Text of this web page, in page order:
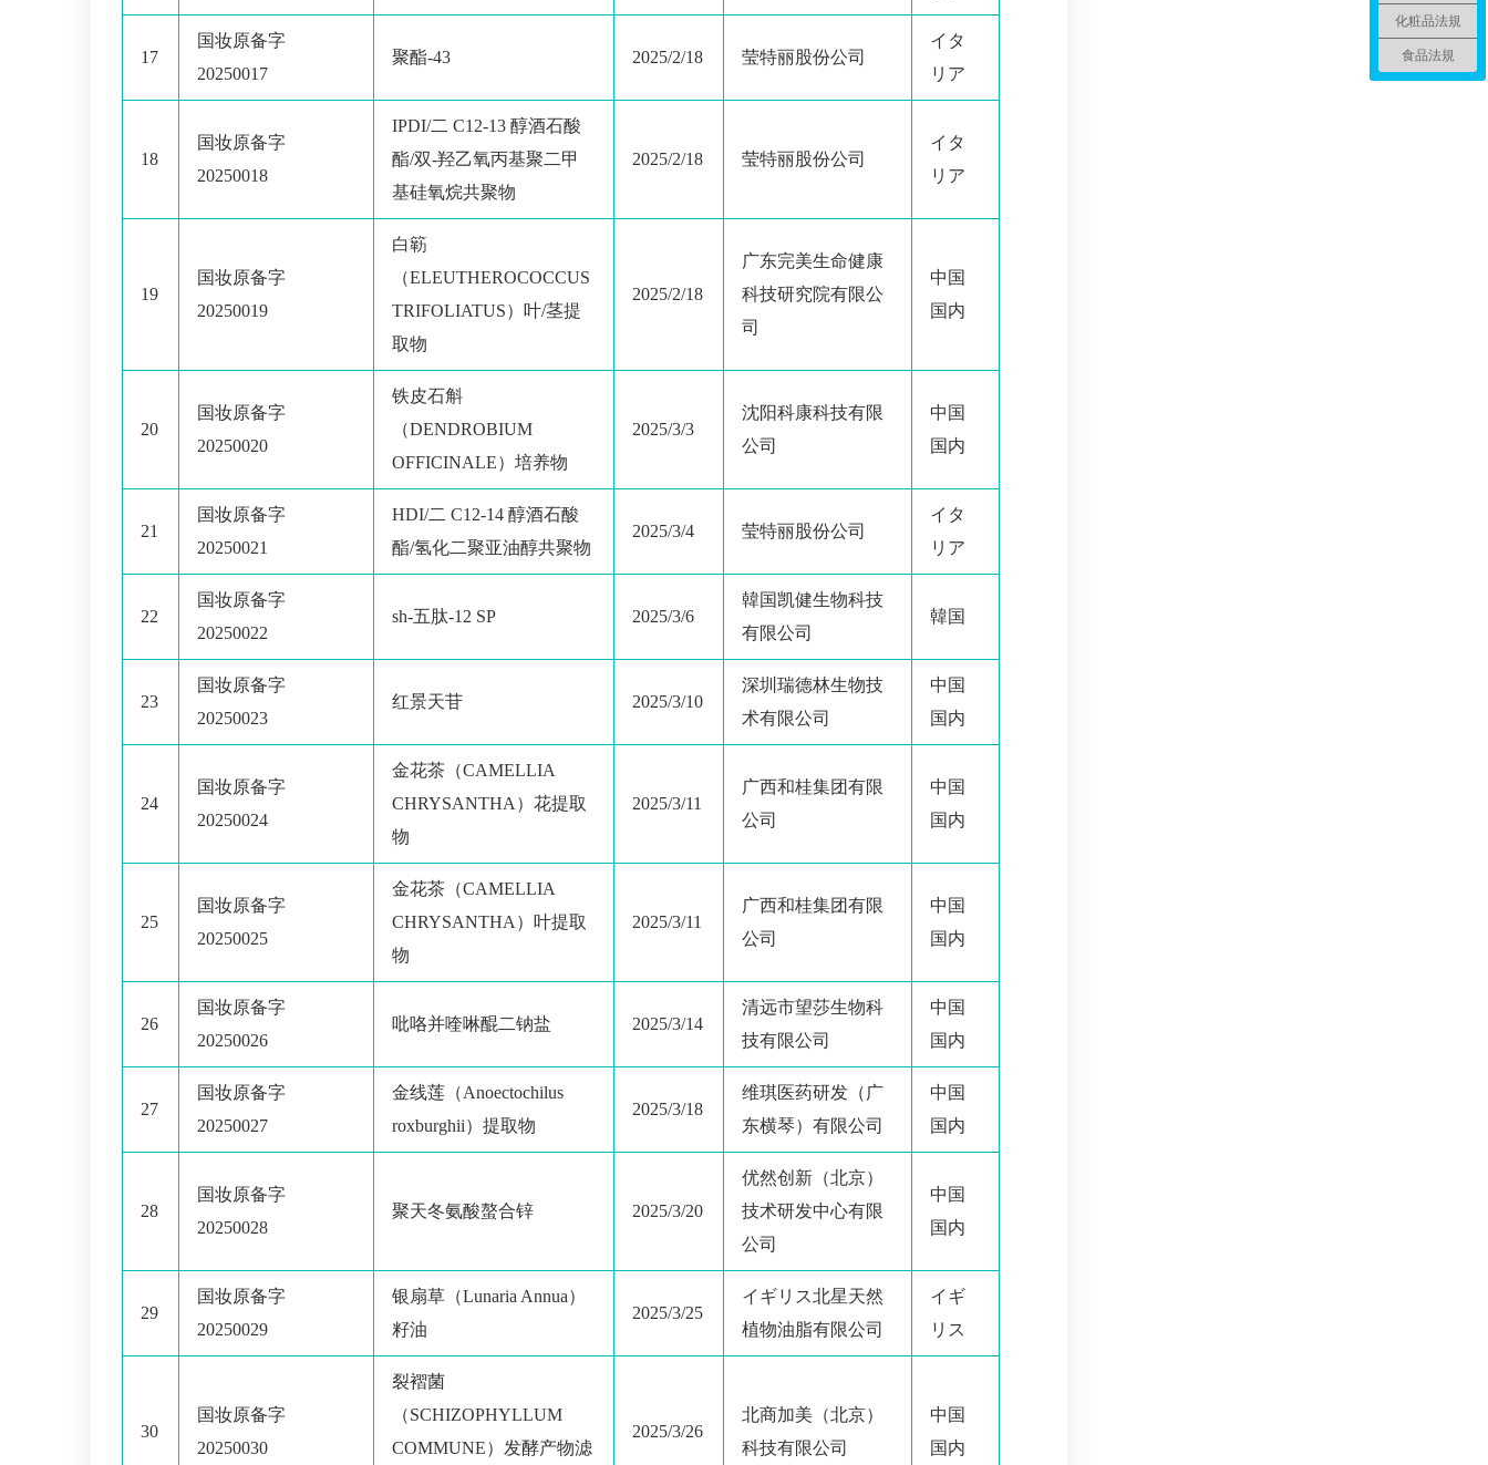
17
国妆原备字
20250017
聚酯-43 2025/2/18 莹特丽股份公司
イタ
リア
18
国妆原备字
20250018
IPDI/二 C12-13 醇酒石酸
酯/双-羟乙氧丙基聚二甲
基硅氧烷共聚物
2025/2/18 莹特丽股份公司
イタ
リア
19
国妆原备字
20250019
白簕
（ELEUTHEROCOCCUS
TRIFOLIATUS）叶/茎提
取物
2025/2/18
广东完美生命健康
科技研究院有限公
司
中国
国内
20
国妆原备字
20250020
铁皮石斛
（DENDROBIUM
OFFICINALE）培养物
2025/3/3
沈阳科康科技有限
公司
中国
国内
21
国妆原备字
20250021
HDI/二 C12-14 醇酒石酸
酯/氢化二聚亚油醇共聚物
2025/3/4 莹特丽股份公司
イタ
リア
22
国妆原备字
20250022
sh-五肽-12 SP 2025/3/6
韓国凯健生物科技
有限公司
韓国
23
国妆原备字
20250023
红景天苷 2025/3/10
深圳瑞德林生物技
术有限公司
中国
国内
24
国妆原备字
20250024
金花茶（CAMELLIA
CHRYSANTHA）花提取
物
2025/3/11
广西和桂集团有限
公司
中国
国内
25
国妆原备字
20250025
金花茶（CAMELLIA
CHRYSANTHA）叶提取
物
2025/3/11
广西和桂集团有限
公司
中国
国内
26
国妆原备字
20250026
吡咯并喹啉醌二钠盐 2025/3/14
清远市望莎生物科
技有限公司
中国
国内
27
国妆原备字
20250027
金线莲（Anoectochilus
roxburghii）提取物
2025/3/18
维琪医药研发（广
东横琴）有限公司
中国
国内
28
国妆原备字
20250028
聚天冬氨酸螯合锌 2025/3/20
优然创新（北京）
技术研发中心有限
公司
中国
国内
29
国妆原备字
20250029
银扇草（Lunaria Annua）
籽油
2025/3/25
イギリス北星天然
植物油脂有限公司
イギ
リス
30
国妆原备字
20250030
裂褶菌
（SCHIZOPHYLLUM
COMMUNE）发酵产物滤
2025/3/26
北商加美（北京）
科技有限公司
中国
国内
化粧品法規
食品法規